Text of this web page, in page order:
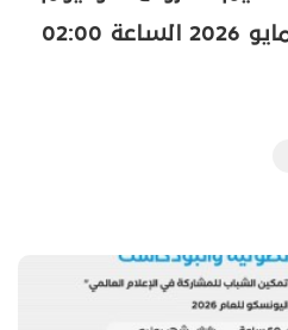
الاربعاء الموافق 06 مايو 2026 الساعة 02:00